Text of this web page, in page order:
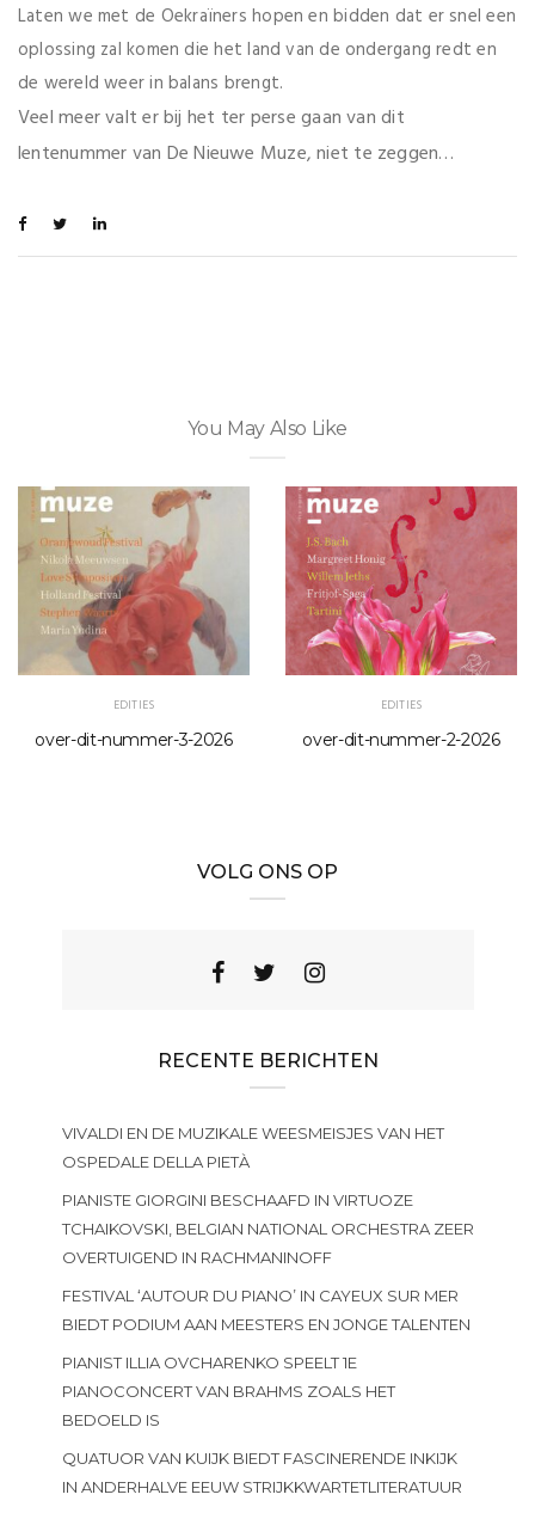
Laten we met de Oekraïners hopen en bidden dat er snel een
oplossing zal komen die het land van de ondergang redt en
de wereld weer in balans brengt.
Veel meer valt er bij het ter perse gaan van dit
lentenummer van De Nieuwe Muze, niet te zeggen…
You May Also Like
EDITIES
over-dit-nummer-3-2026
EDITIES
over-dit-nummer-2-2026
VOLG ONS OP
RECENTE BERICHTEN
VIVALDI EN DE MUZIKALE WEESMEISJES VAN HET
OSPEDALE DELLA PIETÀ
PIANISTE GIORGINI BESCHAAFD IN VIRTUOZE
TCHAIKOVSKI, BELGIAN NATIONAL ORCHESTRA ZEER
OVERTUIGEND IN RACHMANINOFF
FESTIVAL ‘AUTOUR DU PIANO’ IN CAYEUX SUR MER
BIEDT PODIUM AAN MEESTERS EN JONGE TALENTEN
PIANIST ILLIA OVCHARENKO SPEELT 1E
PIANOCONCERT VAN BRAHMS ZOALS HET
BEDOELD IS
QUATUOR VAN KUIJK BIEDT FASCINERENDE INKIJK
IN ANDERHALVE EEUW STRIJKKWARTETLITERATUUR